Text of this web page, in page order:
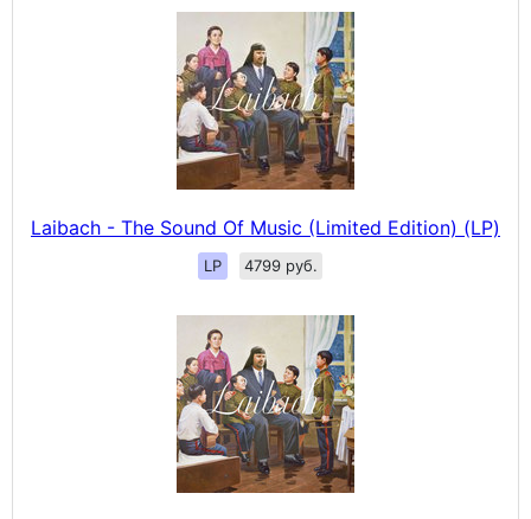
Laibach - The Sound Of Music (Limited Edition) (LP)
LP 4799 руб.